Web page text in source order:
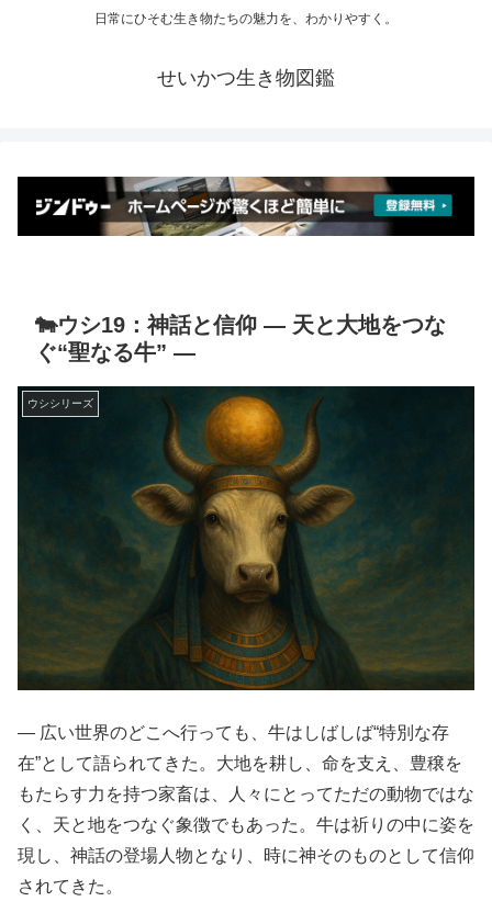
日常にひそむ生き物たちの魅力を、わかりやすく。
せいかつ生き物図鑑
🐄ウシ19：神話と信仰 ― 天と大地をつな
ぐ“聖なる牛” ―
ウシシリーズ
― 広い世界のどこへ行っても、牛はしばしば“特別な存
在”として語られてきた。大地を耕し、命を支え、豊穣を
もたらす力を持つ家畜は、人々にとってただの動物ではな
く、天と地をつなぐ象徴でもあった。牛は祈りの中に姿を
現し、神話の登場人物となり、時に神そのものとして信仰
されてきた。